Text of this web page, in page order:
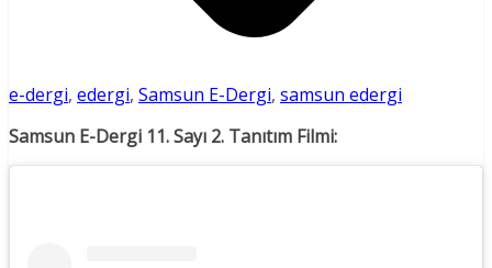
e-dergi, edergi, Samsun E-Dergi, samsun edergi
Samsun E-Dergi 11. Sayı 2. Tanıtım Filmi: